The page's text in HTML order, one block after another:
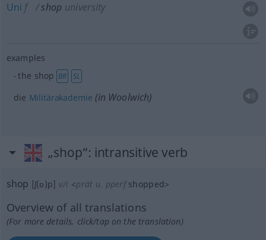
Uni f shop university
examples
the shop BR SL
die Militärakademie (in Woolwich)
„shop“: intransitive verb
shop [ʃ(ɒ)p] v/i <prät u. pperfshopped>
Overview of all translations
(For more details, click/tap on the translation)